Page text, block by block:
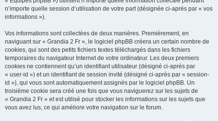
n’importe quelle session d’utilisation de votre part (désignée ci-après par « vos
informations »).
Vos informations sont collectées de deux manières. Premièrement, en
naviguant sur « Grandia 2 Fr », le logiciel phpBB créera un certain nombre de
cookies, qui sont des petits fichiers textes téléchargés dans les fichiers
temporaires du navigateur Internet de votre ordinateur. Les deux premiers
cookies ne contiennent qu’un identifiant utilisateur (désigné ci-après par
« user-id ») et un identifiant de session invité (désigné ci-après par « session-
id »), qui vous sont automatiquement assignés par le logiciel phpBB. Un
troisième cookie sera créé une fois que vous naviguerez sur les sujets de
« Grandia 2 Fr » et est utilisé pour stocker les informations sur les sujets que
vous avez lus, ce qui améliore votre navigation sur le forum.